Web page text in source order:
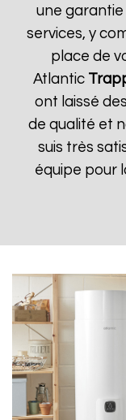
une
services, y
place de
Atlantic
ont laissé
de qualité et
suis très
équipe pour